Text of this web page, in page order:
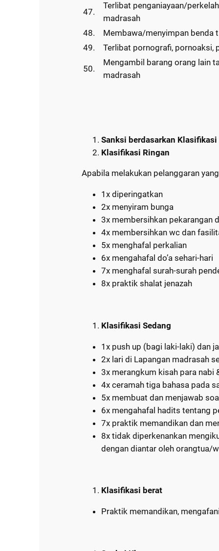
47.
Terlibat penganiayaan/
madrasah
48.
Membawa/menyimpan benda
49.
Terlibat pornografi, pornoaksi,
50.
Mengambil barang orang lain
madrasah
Sanksi berdasarkan
Klasifikasi Ringan
Apabila melakukan pelanggaran
1x diperingatkan
2x menyiram bunga
3x membersihkan pekarangan
4x membersihkan wc dan
5x menghafal perkalian
6x mengahafal do’a sehari-hari
7x menghafal surah-surah
8x praktik shalat jenazah
Klasifikasi Sedang
1x push up (bagi laki-laki) dan
2x lari di Lapangan madrasah
3x merangkum kisah para nabi
4x ceramah tiga bahasa pada
5x membuat dan menjawab
6x mengahafal hadits tentang
7x praktik memandikan dan
8x tidak diperkenankan
dengan diantar oleh orangtua/
Klasifikasi berat
Praktik memandikan,